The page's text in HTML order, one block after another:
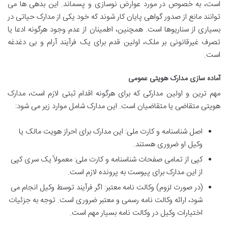
است، به خصوص در مورد عوارض نوسازی و پسماند. این بدهی ها می
توانند مانع از صدور گواهی پایان کار شوند که خود یکی از مدارک حیاتی در
بسیاری از سناریوها است. همچنین، اطمینان از عدم وجود هرگونه ادعا یا
تصرف غیرقانونی بر ملک، اولین قدم برای یک فرآیند آرام و بی دغدغه
است.
آماده سازی مدارک هویتی عمومی
مهم ترین و اولین مدارکی که برای هرگونه اقدام ثبتی لازم است، مدارک
هویتی متقاضی یا متقاضیان است. این مدارک شامل موارد زیر می شود:
اصل شناسنامه و کارت ملی: این مدارک برای احراز هویت مالک یا
وکیل او ضروری هستند.
کپی از تمامی صفحات شناسنامه و کارت ملی: معمولاً یک سری کپی
از این مدارک برای پیوست به پرونده لازم است.
(در صورت لزوم) وکالت نامه معتبر: اگر فرآیند توسط وکیل انجام می
شود، ارائه وکالت نامه رسمی و معتبر ضروری است. توجه به جزئیات
اختیارات وکیل در وکالت نامه بسیار مهم است.